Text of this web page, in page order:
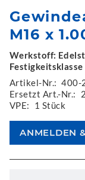
M16 x
Werkstoff:
Festigkeitsklasse
Artikel-Nr.: 400-
Ersetzt Art.-Nr.:
VPE:
1 Stück